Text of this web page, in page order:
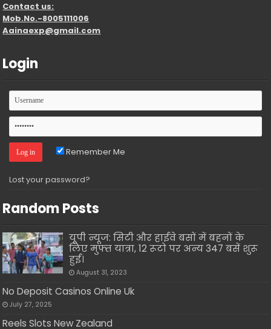
Contact us:
Mob.No.-8005111006
Aainaexp@gmail.com
Login
Remember Me
Lost your password?
Random Posts
यूपी न्यूज: सिटी और हाईवे बसों में बहनों के
लिए मुफ्त यात्रा, 12 रूटो पर अन्य 347 बसें शुरू
हुईं।
August 31, 2023
No Deposit Casinos Online Uk
July 27, 2025
Reels Slots New Zealand